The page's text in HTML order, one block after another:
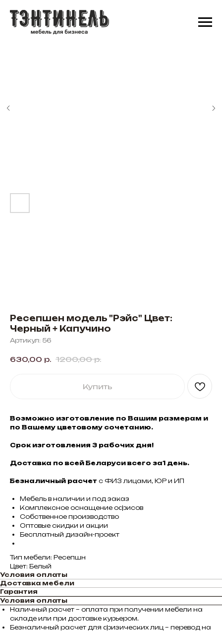
Ресепшен модель "Рэйс" Цвет:
Черный + Капучино
Артикул: 56
630,00 р. 1200,00 р.
Купить
Возможно изготовление по Вашим размерам и
по Вашему цветовому сочетанию.
Срок изготовления 3 рабочих дня!
Доставка по всей Беларуси всего за1 день.
Безналичный расчет с ФИЗ лицами, ЮР и ИП
Мебель в наличии и под заказ
Комплексное оснащение офисов
Собственное производство
Оптовые скидки и акции
Бесплатный дизайн-проект
Тип мебели: Ресепшн
Цвет: Белый
Условия оплаты
Доставка мебели
Гарантия
Условия оплаты
Наличный расчет – оплата при получении мебели на
складе или при доставке курьером.
Безналичный расчет для физических лиц – перевод на